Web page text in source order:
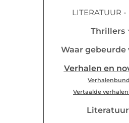
LITERATUUR -
Thrillers
Waar gebeurde
Verhalen en
Vertaalde
Literatuur